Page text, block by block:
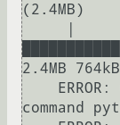
(2.4MB)
2.4MB
command